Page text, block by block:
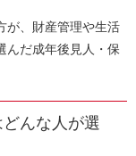
が、財産管理や生活
んだ成年後見人・保
んな人が選